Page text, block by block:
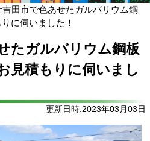
吉田市で色あせたガルバリウム鋼
に伺いました！
たガルバリウム鋼板
見積もりに伺いまし
更新日時:2023年03月03日